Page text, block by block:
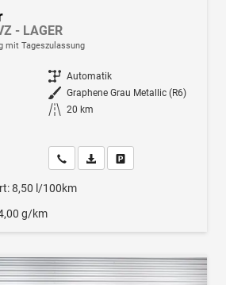
- LAGER
mit Tageszulassung
Getriebe Automatik
Außenfarbe Graphene Grau Metallic (R6)
Kilometerstand 20 km
Wir rufen Sie anFahrzeugexposé (PDF)
8,50 l/100km
g/km